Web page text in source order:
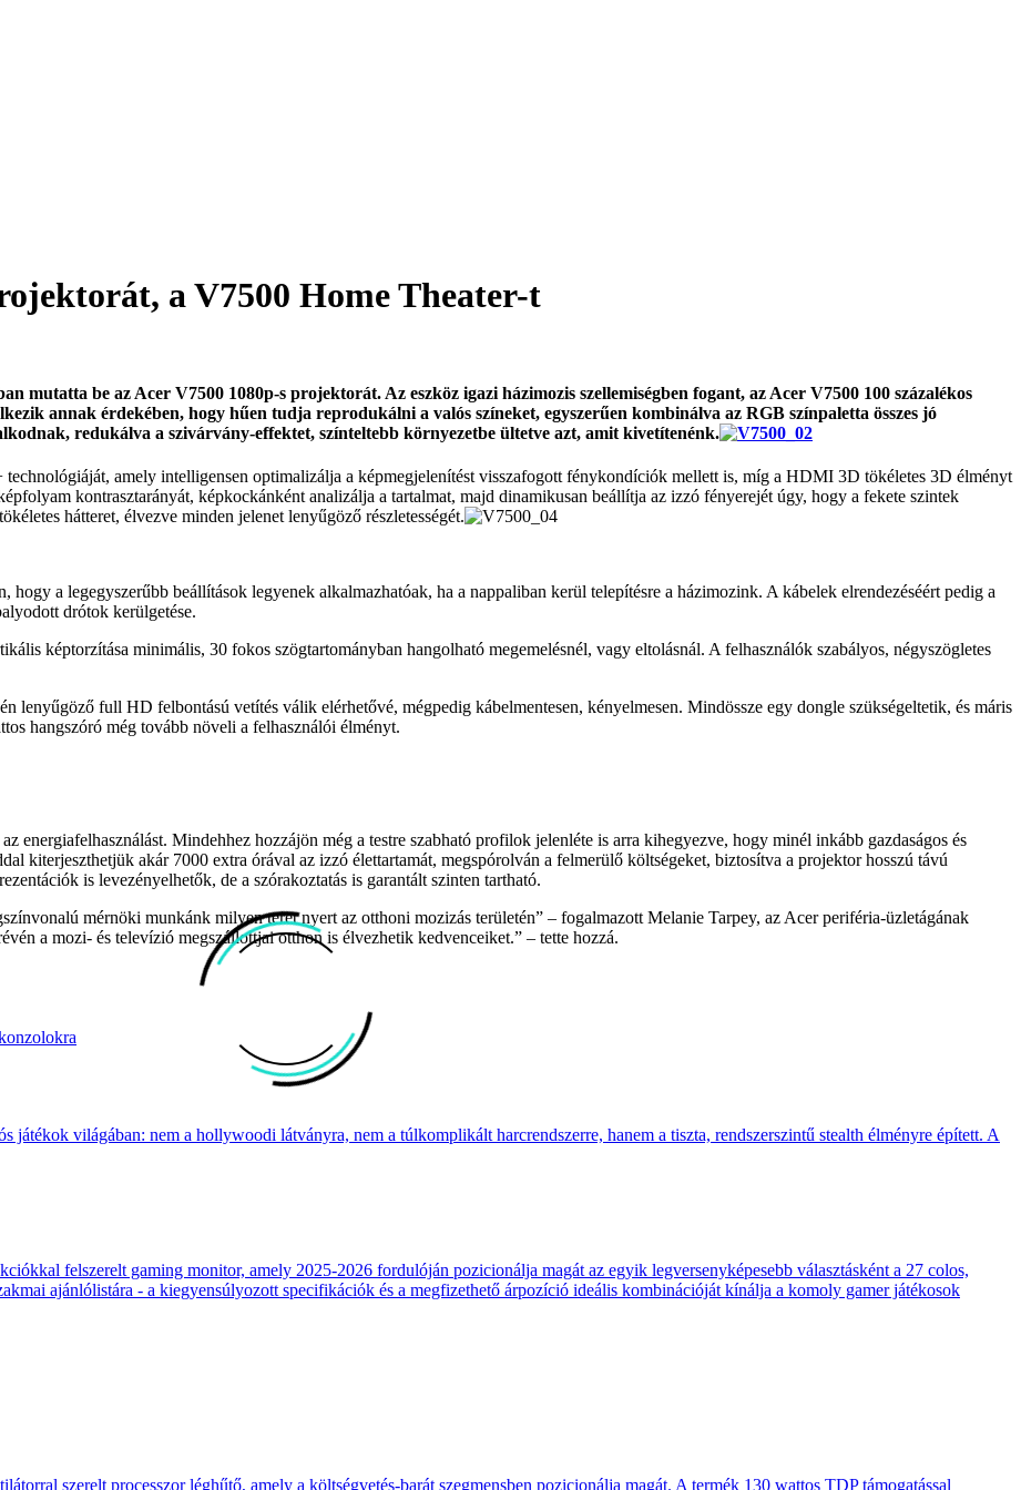
a V7500 Home Theater-t
be az Acer V7500 1080p-s projektorát. Az eszköz igazi házimozis szellemiségben fogant, az Acer V7500 100 százalékos
annak érdekében, hogy hűen tudja reprodukálni a valós színeket, egyszerűen kombinálva az RGB színpaletta összes jó
redukálva a szivárvány-effektet, színteltebb környezetbe ültetve azt, amit kivetítenénk.
amely intelligensen optimalizálja a képmegjelenítést visszafogott fénykondíciók mellett is, míg a HDMI 3D tökéletes 3D élményt
kontrasztarányát, képkockánként analizálja a tartalmat, majd dinamikusan beállítja az izzó fényerejét úgy, hogy a fekete szintek
hátteret, élvezve minden jelenet lenyűgöző részletességét.
a legegyszerűbb beállítások legyenek alkalmazhatóak, ha a nappaliban kerül telepítésre a házimozink. A kábelek elrendezéséért pedig a
drótok kerülgetése.
képtorzítása minimális, 30 fokos szögtartományban hangolható megemelésnél, vagy eltolásnál. A felhasználók szabályos, négyszögletes
lenyűgöző full HD felbontású vetítés válik elérhetővé, mégpedig kábelmentesen, kényelmesen. Mindössze egy dongle szükségeltetik, és máris
hangszóró még tovább növeli a felhasználói élményt.
energiafelhasználást. Mindehhez hozzájön még a testre szabható profilok jelenléte is arra kihegyezve, hogy minél inkább gazdaságos és
kiterjeszthetjük akár 7000 extra órával az izzó élettartamát, megspórolván a felmerülő költségeket, biztosítva a projektor hosszú távú
is levezényelhetők, de a szórakoztatás is garantált szinten tartható.
mérnöki munkánk milyen teret nyert az otthoni mozizás területén” – fogalmazott Melanie Tarpey, az Acer periféria-üzletágának
a mozi- és televízió megszállottjai otthon is élvezhetik kedvenceiket.” – tette hozzá.
világában: nem a hollywoodi látványra, nem a túlkomplikált harcrendszerre, hanem a tiszta, rendszerszintű stealth élményre épített. A
felszerelt gaming monitor, amely 2025-2026 fordulóján pozicionálja magát az egyik legversenyképesebb választásként a 27 colos,
ajánlólistára - a kiegyensúlyozott specifikációk és a megfizethető árpozíció ideális kombinációját kínálja a komoly gamer játékosok
szerelt processzor léghűtő, amely a költségvetés-barát szegmensben pozicionálja magát. A termék 130 wattos TDP támogatással